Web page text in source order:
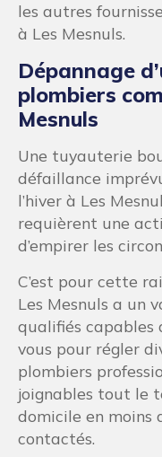
les autres
à Les Mesnuls.
Dépannage
plombiers
Mesnuls
Une tuyauterie
défaillance
l’hiver à Les
requièrent une
d’empirer les
C’est pour cette
Les Mesnuls a un
qualifiés capables
vous pour régler
plombiers
joignables tout le
domicile en moins
contactés.